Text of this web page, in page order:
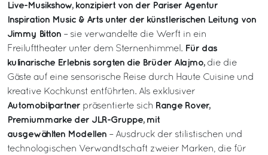
Live-Musikshow, konzipiert von der Pariser Agentur
Inspiration Music & Arts unter der künstlerischen Leitung von
Jimmy Bitton – sie verwandelte die Werft in ein
Freilufttheater unter dem Sternenhimmel. Für das
kulinarische Erlebnis sorgten die Brüder Alajmo,die die
Gäste auf eine sensorische Reise durch Haute Cuisine und
kreative Kochkunst entführten. Als exklusiver
Automobilpartner präsentierte sich Range Rover,
Premiummarke der JLR-Gruppe, mit
ausgewählten Modellen – Ausdruck der stilistischen und
technologischen Verwandtschaft zweier Marken, die für